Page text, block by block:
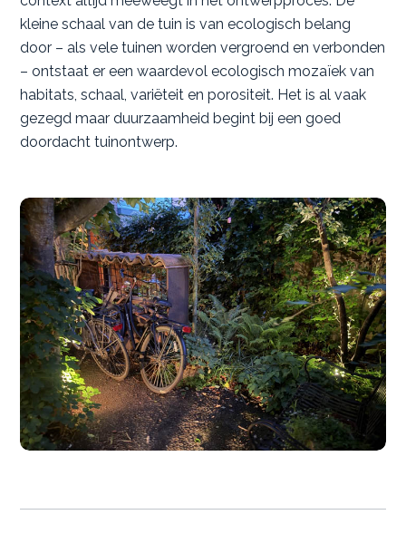
kleine schaal van de tuin is van ecologisch belang
door – als vele tuinen worden vergroend en verbonden
– ontstaat er een waardevol ecologisch mozaïek van
habitats, schaal, variëteit en porositeit. Het is al vaak
gezegd maar duurzaamheid begint bij een goed
doordacht tuinontwerp.